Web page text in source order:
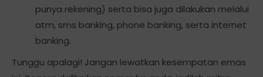
punya rekening) serta bisa juga dilakukan melalui
atm, sms banking, phone banking, serta internet
banking.
Tunggu apalagi! Jangan lewatkan kesempatan emas